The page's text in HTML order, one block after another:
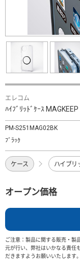
エレコム
ﾊｲﾌﾞﾘｯﾄﾞｹｰｽ MAGKEEP
PM-S251MAG02BK
ﾌﾞﾗｯｸ
ケース ハイブリ
オープン価格
ご注意：製品に関する販売・製
元が行い、弊社はいかなる責任
だきますようお願いいたします。